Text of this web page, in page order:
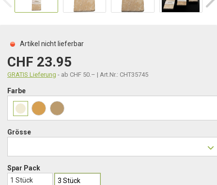
Artikel nicht lieferbar
CHF 23.95
GRATIS Lieferung - ab CHF 50.– | Art.Nr.: CHT35745
Farbe
Grösse
Spar Pack
1 Stück
3 Stück